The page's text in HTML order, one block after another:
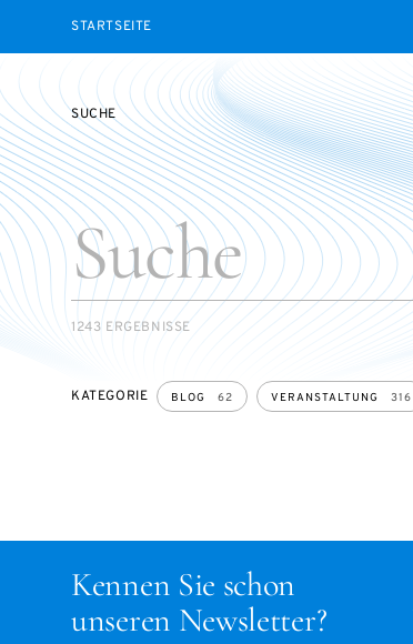
STARTSEITE
SUCHE
1243 ERGEBNISSE
SEARCH
KATEGORIE BLOG 62 VERANSTALTUNG 316
Kennen Sie schon
unseren Newsletter?